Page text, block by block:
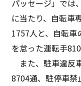
パッセージ」では
に当たり、自転車
1757人と、自転
を怠った運転手
また、駐車違反
8704通、駐停車禁